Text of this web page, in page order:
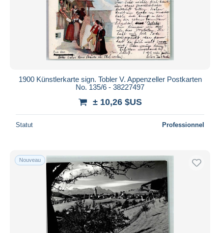
1900 Künstlerkarte sign. Tobler V. Appenzeller Postkarten
No. 135/6 - 38227497
± 10,26 $US
Statut Professionnel
Nouveau